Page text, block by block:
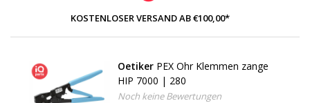
KOSTENLOSER VERSAND AB €100,00*
Oetiker PEX Ohr Klemmen zange
HIP 7000 | 280
Noch keine Bewertungen